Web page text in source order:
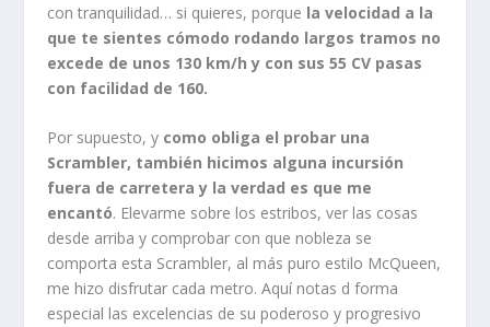
con tranquilidad… si quieres, porque la velocidad a la
que te sientes cómodo rodando largos tramos no
excede de unos 130 km/h y con sus 55 CV pasas
con facilidad de 160.
Por supuesto, y como obliga el probar una
Scrambler, también hicimos alguna incursión
fuera de carretera y la verdad es que me
encantó. Elevarme sobre los estribos, ver las cosas
desde arriba y comprobar con que nobleza se
comporta esta Scrambler, al más puro estilo McQueen,
me hizo disfrutar cada metro. Aquí notas d forma
especial las excelencias de su poderoso y progresivo